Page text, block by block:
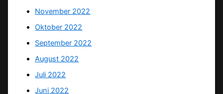
November 2022
Oktober 2022
September 2022
August 2022
Juli 2022
Juni 2022